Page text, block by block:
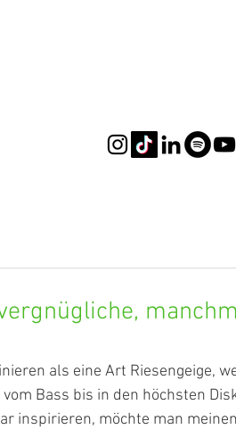
als eine Art Riesengeige,
Bass bis in den höchsten
inspirieren, möchte man